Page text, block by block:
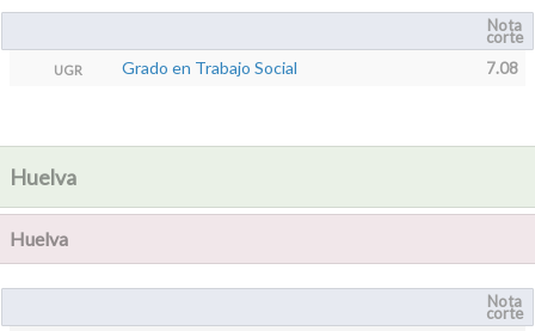
Nota
corte
UGR Grado en Trabajo Social 7.08
Huelva
Huelva
Nota
corte